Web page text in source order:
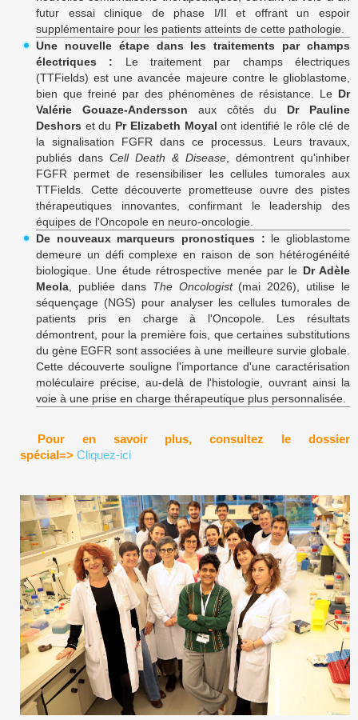
futur essai clinique de phase I/II et offrant un espoir
supplémentaire pour les patients atteints de cette pathologie.
Une nouvelle étape dans les traitements par champs
électriques : Le traitement par champs électriques
(TTFields) est une avancée majeure contre le glioblastome,
bien que freiné par des phénomènes de résistance. Le Dr
Valérie Gouaze-Andersson aux côtés du Dr Pauline
Deshors et du Pr Elizabeth Moyal ont identifié le rôle clé de
la signalisation FGFR dans ce processus. Leurs travaux,
publiés dans Cell Death & Disease , démontrent qu'inhiber
FGFR permet de resensibiliser les cellules tumorales aux
TTFields. Cette découverte prometteuse ouvre des pistes
thérapeutiques innovantes, confirmant le leadership des
équipes de l'Oncopole en neuro-oncologie.
De nouveaux marqueurs pronostiques : le glioblastome
demeure un défi complexe en raison de son hétérogénéité
biologique. Une étude rétrospective menée par le Dr Adèle
Meola , publiée dans The Oncologist(mai 2026), utilise le
séquençage (NGS) pour analyser les cellules tumorales de
patients pris en charge à l'Oncopole. Les résultats
démontrent, pour la première fois, que certaines substitutions
du gène EGFR sont associées à une meilleure survie globale.
Cette découverte souligne l'importance d'une caractérisation
moléculaire précise, au-delà de l'histologie, ouvrant ainsi la
voie à une prise en charge thérapeutique plus personnalisée.
Pour en savoir plus, consultez le dossier
spécial=> Cliquez-ici